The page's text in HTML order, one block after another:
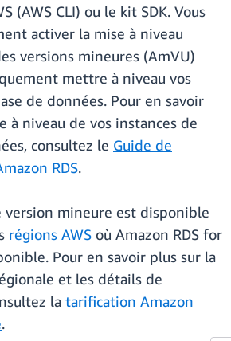
(AWS CLI) ou le kit SDK. Vous
activer la mise à niveau
versions mineures (AmVU)
mettre à niveau vos
de données. Pour en savoir
à niveau de vos instances de
consultez le Guide de
RDS.
version mineure est disponible
régions AWS où Amazon RDS for
Pour en savoir plus sur la
et les détails de
la tarification Amazon
.